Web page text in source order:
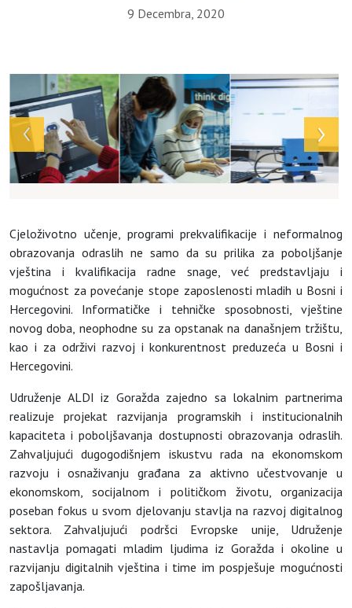
9 Decembra, 2020
Cjeloživotno učenje, programi prekvalifikacije i neformalnog
obrazovanja odraslih ne samo da su prilika za poboljšanje
vještina i kvalifikacija radne snage, već predstavljaju i
mogućnost za povećanje stope zaposlenosti mladih u Bosni i
Hercegovini. Informatičke i tehničke sposobnosti, vještine
novog doba, neophodne su za opstanak na današnjem tržištu,
kao i za održivi razvoj i konkurentnost preduzeća u Bosni i
Hercegovini.
Udruženje ALDI iz Goražda zajedno sa lokalnim partnerima
realizuje projekat razvijanja programskih i institucionalnih
kapaciteta i poboljšavanja dostupnosti obrazovanja odraslih.
Zahvaljujući dugogodišnjem iskustvu rada na ekonomskom
razvoju i osnaživanju građana za aktivno učestvovanje u
ekonomskom, socijalnom i političkom životu, organizacija
poseban fokus u svom djelovanju stavlja na razvoj digitalnog
sektora. Zahvaljujući podršci Evropske unije, Udruženje
nastavlja pomagati mladim ljudima iz Goražda i okoline u
razvijanju digitalnih vještina i time im pospješuje mogućnosti
zapošljavanja.